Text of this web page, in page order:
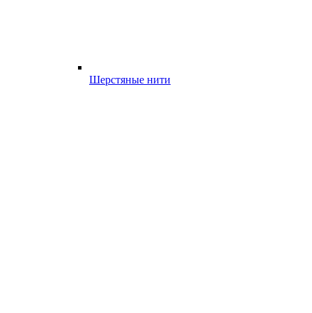
Шерстяные нити